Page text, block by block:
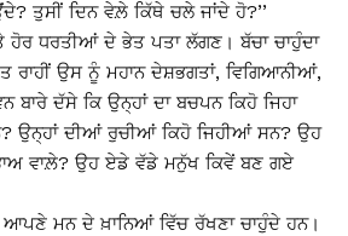
ਤੁਸੀਂ ਦਿਨ ਵੇਲ਼ੇ ਕਿੱਥੇ ਚਲੇ ਜਾਂਦੇ ਹੋ?’’
ਧਰਤੀਆਂ ਦੇ ਭੇਤ ਪਤਾ ਲੱਗਣ। ਬੱਚਾ ਚਾਹੁੰਦਾ
ਰਾਹੀਂ ਉਸ ਨੂੰ ਮਹਾਨ ਦੇਸ਼ਭਗਤਾਂ, ਵਿਗਿਆਨੀਆਂ,
ਬਾਰੇ ਦੱਸੇ ਕਿ ਉਨ੍ਹਾਂ ਦਾ ਬਚਪਨ ਕਿਹੋ ਜਿਹਾ
ਉਨ੍ਹਾਂ ਦੀਆਂ ਰੁਚੀਆਂ ਕਿਹੋ ਜਿਹੀਆਂ ਸਨ? ਉਹ
ਵਾਲ਼ੇ? ਉਹ ਏਡੇ ਵੱਡੇ ਮਨੁੱਖ ਕਿਵੇਂ ਬਣ ਗਏ
ਮਨ ਦੇ ਖ਼ਾਨਿਆਂ ਵਿੱਚ ਰੱਖਣਾ ਚਾਹੁੰਦੇ ਹਨ।